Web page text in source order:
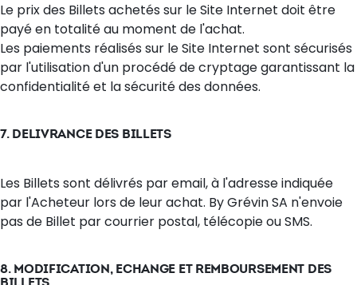
Le prix des Billets achetés sur le Site Internet doit être
payé en totalité au moment de l'achat.
Les paiements réalisés sur le Site Internet sont sécurisés
par l'utilisation d'un procédé de cryptage garantissant la
confidentialité et la sécurité des données.
7. DELIVRANCE DES BILLETS
Les Billets sont délivrés par email, à l'adresse indiquée
par l'Acheteur lors de leur achat. By Grévin SA n'envoie
pas de Billet par courrier postal, télécopie ou SMS.
8. MODIFICATION, ECHANGE ET REMBOURSEMENT DES